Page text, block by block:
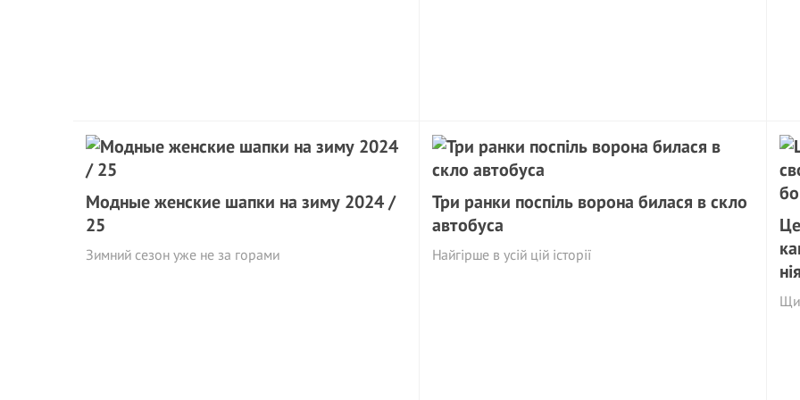
Модные женские шапки на зиму 2024 /
25
Зимний сезон уже не за горами
Три ранки поспіль ворона билася в скло
автобуса
Найгірше в усій цій історії